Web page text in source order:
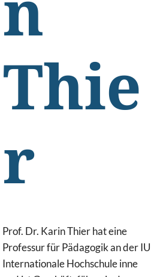
n
Thie
r
Prof. Dr. Karin Thier hat eine
Professur für Pädagogik an der IU
Internationale Hochschule inne